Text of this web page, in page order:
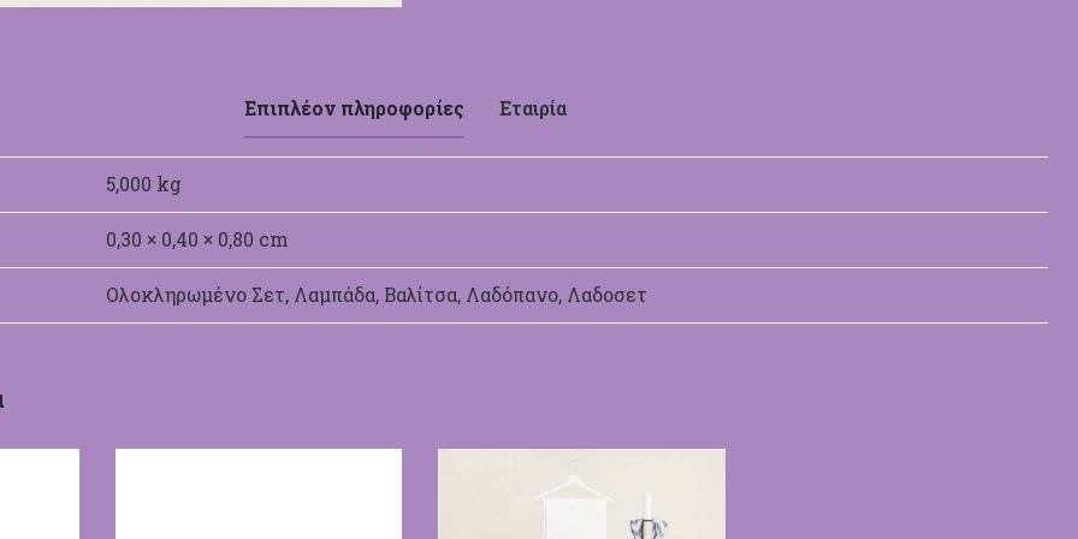
Επιπλέον πληροφορίες Εταιρία
5,000 kg
0,30 × 0,40 × 0,80 cm
Ολοκληρωμένο Σετ, Λαμπάδα, Βαλίτσα, Λαδόπανο, Λαδοσετ